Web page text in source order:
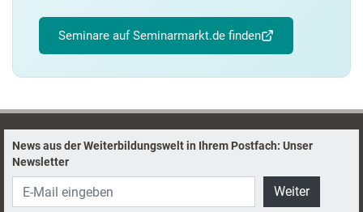
Seminare auf Seminarmarkt.de finden
News aus der Weiterbildungswelt in Ihrem Postfach: Unser
Newsletter
Weiter